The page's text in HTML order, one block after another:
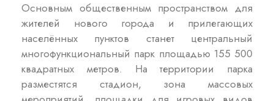
Основным общественным пространством для
жителей нового города и прилегающих
населённых пунктов станет центральный
многофункциональный парк площадью 155 500
квадратных метров. На территории парка
разместятся стадион, зона массовых